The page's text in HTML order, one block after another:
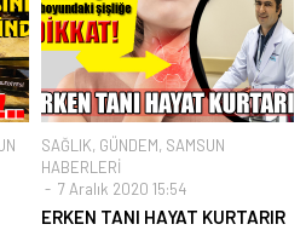
SAĞLIK, GÜNDEM, SAMSUN
HABERLERİ
7 Aralık 2020 15:54
ERKEN TANI HAYAT KURTARIR